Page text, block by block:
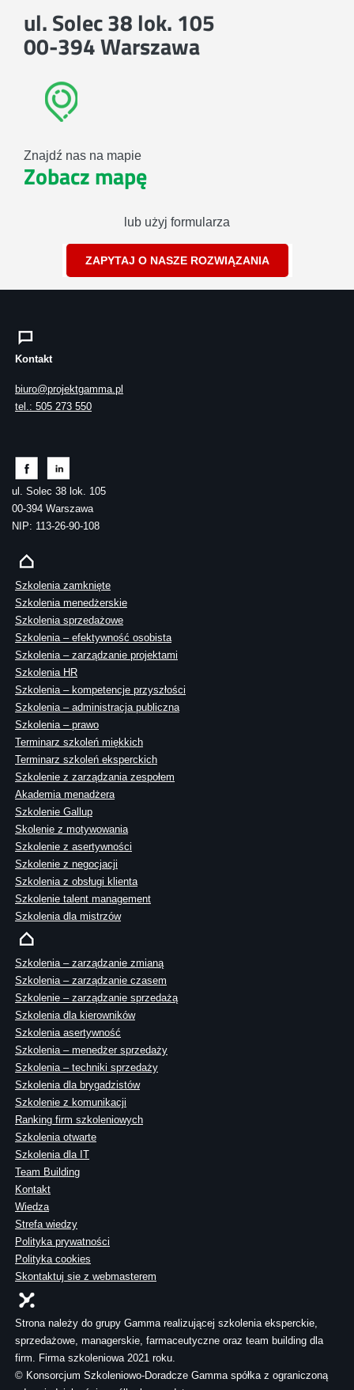
ul. Solec 38 lok. 105
00-394 Warszawa
Znajdź nas na mapie
Zobacz mapę
lub użyj formularza
ZAPYTAJ O NASZE ROZWIĄZANIA
Kontakt
biuro@projektgamma.pl
tel.: 505 273 550
ul. Solec 38 lok. 105
00-394 Warszawa
NIP: 113-26-90-108
Szkolenia zamknięte
Szkolenia menedżerskie
Szkolenia sprzedażowe
Szkolenia – efektywność osobista
Szkolenia – zarządzanie projektami
Szkolenia HR
Szkolenia – kompetencje przyszłości
Szkolenia – administracja publiczna
Szkolenia – prawo
Terminarz szkoleń miękkich
Terminarz szkoleń eksperckich
Szkolenie z zarządzania zespołem
Akademia menadżera
Szkolenie Gallup
Skolenie z motywowania
Szkolenie z asertywności
Szkolenie z negocjacji
Szkolenia z obsługi klienta
Szkolenie talent management
Szkolenia dla mistrzów
Szkolenia – zarządzanie zmianą
Szkolenia – zarządzanie czasem
Szkolenie – zarządzanie sprzedażą
Szkolenia dla kierowników
Szkolenia asertywność
Szkolenia – menedżer sprzedaży
Szkolenia – techniki sprzedaży
Szkolenia dla brygadzistów
Szkolenie z komunikacji
Ranking firm szkoleniowych
Szkolenia otwarte
Szkolenia dla IT
Team Building
Kontakt
Wiedza
Strefa wiedzy
Polityka prywatności
Polityka cookies
Skontaktuj sie z webmasterem
Strona należy do grupy Gamma realizującej szkolenia eksperckie,
sprzedażowe, managerskie, farmaceutyczne oraz team building dla
firm. Firma szkoleniowa 2021 roku.
© Konsorcjum Szkoleniowo-Doradcze Gamma spółka z ograniczoną